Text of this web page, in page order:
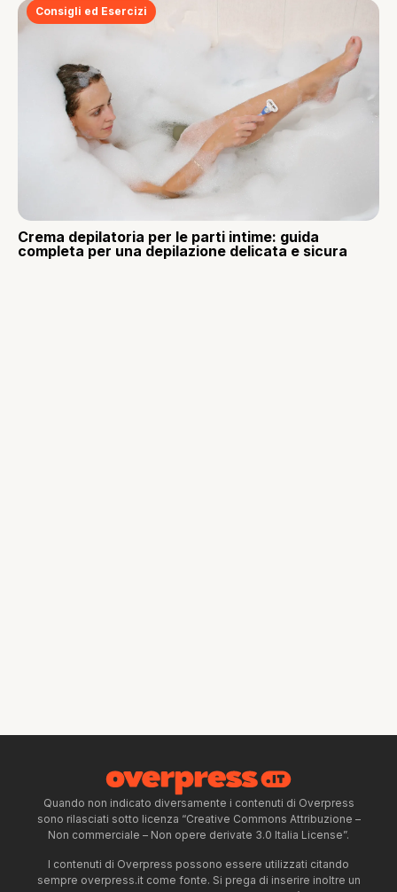
Consigli ed Esercizi
Crema depilatoria per le parti intime: guida
completa per una depilazione delicata e sicura
Quando non indicato diversamente i contenuti di Overpress
sono rilasciati sotto licenza “Creative Commons Attribuzione –
Non commerciale – Non opere derivate 3.0 Italia License”.
I contenuti di Overpress possono essere utilizzati citando
sempre overpress.it come fonte. Si prega di inserire inoltre un